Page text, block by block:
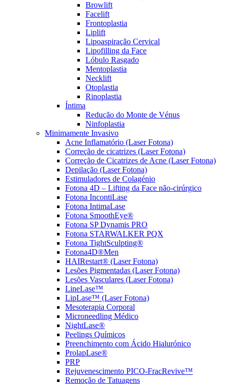
Browlift
Facelift
Frontoplastia
Liplift
Lipoaspiração Cervical
Lipofilling da Face
Lóbulo Rasgado
Mentoplastia
Necklift
Otoplastia
Rinoplastia
Íntima
Redução do Monte de Vénus
Ninfoplastia
Minimamente Invasivo
Acne Inflamatório (Laser Fotona)
Correção de cicatrizes (Laser Fotona)
Correção de Cicatrizes de Acne (Laser Fotona)
Depilação (Laser Fotona)
Estimuladores de Colagénio
Fotona 4D – Lifting da Face não-cirúrgico
Fotona IncontiLase
Fotona IntimaLase
Fotona SmoothEye®
Fotona SP Dynamis PRO
Fotona STARWALKER PQX
Fotona TightSculpting®
Fotona4D®Men
HAIRestart® (Laser Fotona)
Lesões Pigmentadas (Laser Fotona)
Lesões Vasculares (Laser Fotona)
LineLase™
LipLase™ (Laser Fotona)
Mesoterapia Corporal
Microneedling Médico
NightLase®
Peelings Químicos
Preenchimento com Ácido Hialurónico
ProlapLase®
PRP
Rejuvenescimento PICO-FracRevive™
Remoção de Tatuagens